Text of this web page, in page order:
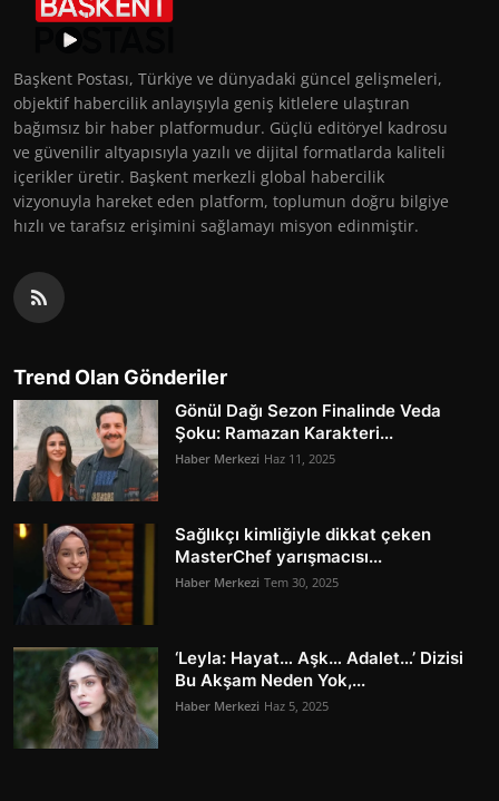
Başkent Postası, Türkiye ve dünyadaki güncel gelişmeleri,
objektif habercilik anlayışıyla geniş kitlelere ulaştıran
bağımsız bir haber platformudur. Güçlü editöryel kadrosu
ve güvenilir altyapısıyla yazılı ve dijital formatlarda kaliteli
içerikler üretir. Başkent merkezli global habercilik
vizyonuyla hareket eden platform, toplumun doğru bilgiye
hızlı ve tarafsız erişimini sağlamayı misyon edinmiştir.
Trend Olan Gönderiler
Gönül Dağı Sezon Finalinde Veda
Şoku: Ramazan Karakteri...
Haber Merkezi Haz 11, 2025
Sağlıkçı kimliğiyle dikkat çeken
MasterChef yarışmacısı...
Haber Merkezi Tem 30, 2025
‘Leyla: Hayat… Aşk… Adalet…’ Dizisi
Bu Akşam Neden Yok,...
Haber Merkezi Haz 5, 2025